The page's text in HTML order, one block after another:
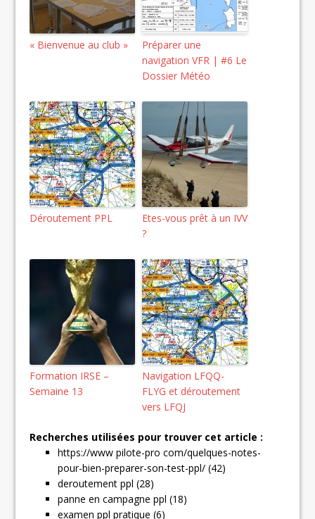
« Bienvenue au club »
Préparer une
navigation VFR | #6 Le
Dossier Météo
Déroutement PPL
Etes-vous prêt à un IVV
?
Formation IRSE –
Semaine 13
Navigation LFQQ-
FLYG et déroutement
vers LFQJ
Recherches utilisées pour trouver cet article :
https://www pilote-pro com/quelques-notes-
pour-bien-preparer-son-test-ppl/ (42)
deroutement ppl (28)
panne en campagne ppl (18)
examen ppl pratique (6)